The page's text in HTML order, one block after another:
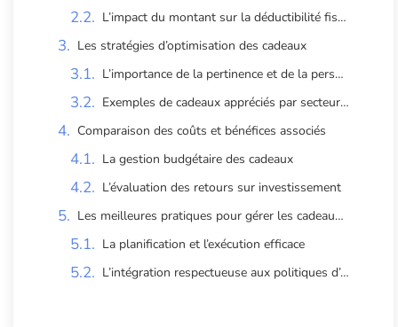
L’impact du montant sur la déductibilité fiscale
Les stratégies d’optimisation des cadeaux
L’importance de la pertinence et de la personnalisation
Exemples de cadeaux appréciés par secteur d’activité
Comparaison des coûts et bénéfices associés
La gestion budgétaire des cadeaux
L’évaluation des retours sur investissement
Les meilleures pratiques pour gérer les cadeaux clients
La planification et l’exécution efficace
L’intégration respectueuse aux politiques d’entreprise